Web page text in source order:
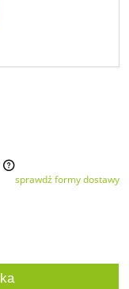
sprawdź formy dostawy